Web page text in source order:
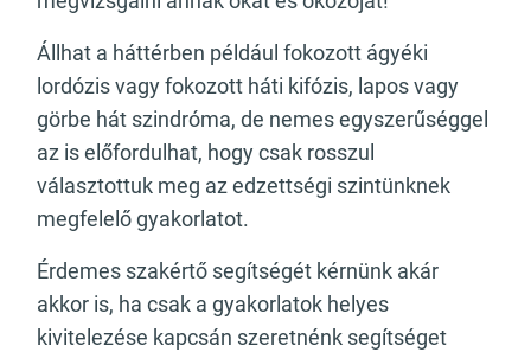
Állhat a háttérben például fokozott ágyéki
lordózis vagy fokozott háti kifózis, lapos vagy
görbe hát szindróma, de nemes egyszerűséggel
az is előfordulhat, hogy csak rosszul
választottuk meg az edzettségi szintünknek
megfelelő gyakorlatot.
Érdemes szakértő segítségét kérnünk akár
akkor is, ha csak a gyakorlatok helyes
kivitelezése kapcsán szeretnénk segítséget